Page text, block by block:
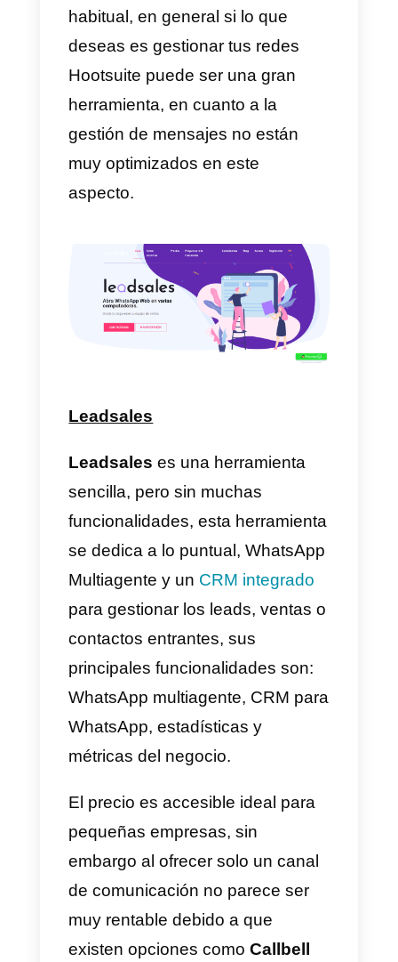
inversión adquirir esta
herramienta para la gestión de
mensajes en redes sociales,
perfecta para pequeñas y
medianas empresas.
Hootsuite
Hootsuitepor su parte es una
herramienta un tanto diferente, si
bien nos permite gestionar
mensajes en las redes sociales,
no esta al 100% echa para esta
labor, ya que posee otras
características como las métricas
de tus redes, gestión de las
publicaciones y el contenido que
compartes en tus redes sociales,
automatización de publicaciones,
gestión de mensajes, ADS y
características distintas que te